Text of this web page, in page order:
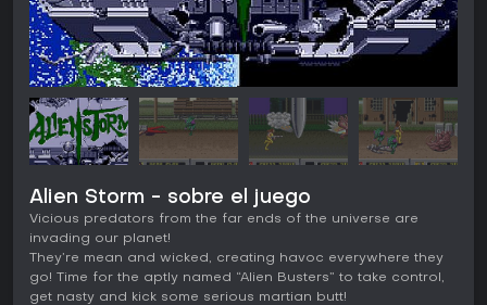
Alien Storm - sobre el juego
Vicious predators from the far ends of the universe are
invading our planet!
They’re mean and wicked, creating havoc everywhere they
go! Time for the aptly named “Alien Busters” to take control,
get nasty and kick some serious martian butt!